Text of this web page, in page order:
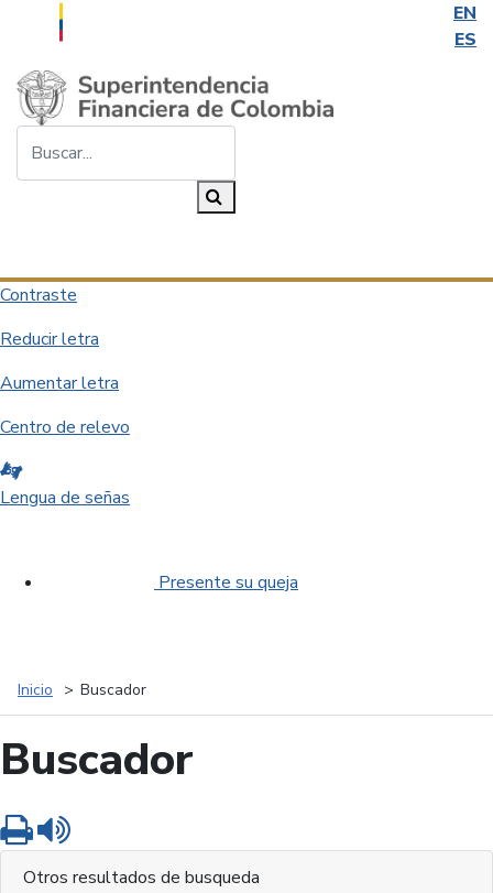
EN
ES
Saltar al contenido principal
Contraste
Reducir letra
Aumentar letra
Centro de relevo
Lengua de señas
Presente su queja
Inicio Buscador
Buscador
Imprimir
Otros resultados de busqueda